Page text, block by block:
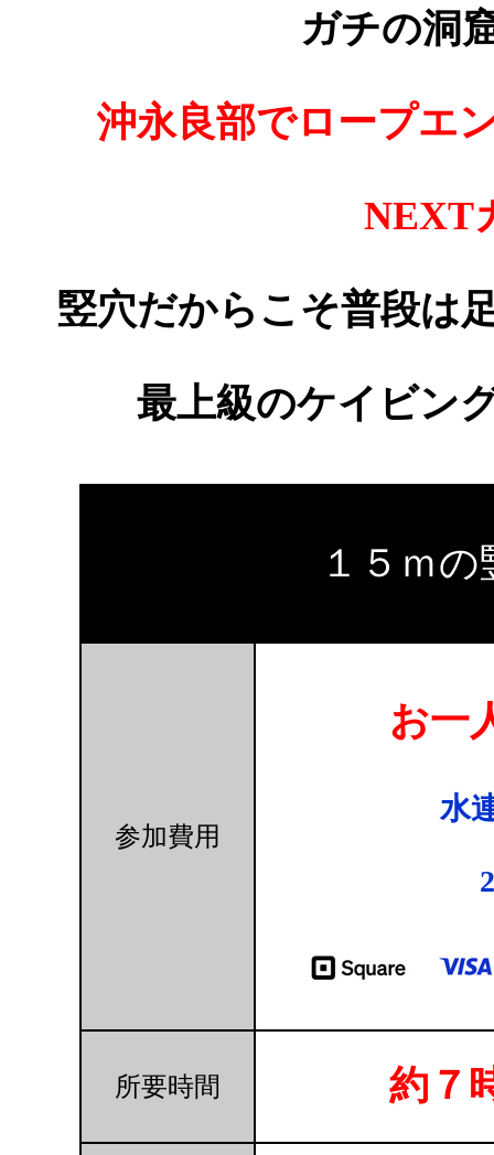
ガチの洞
沖永良部でロープエ
NEXT
竪穴だからこそ普段は
最上級のケイビン
１５ｍ
参加費用
お一
水
所要時間 約７